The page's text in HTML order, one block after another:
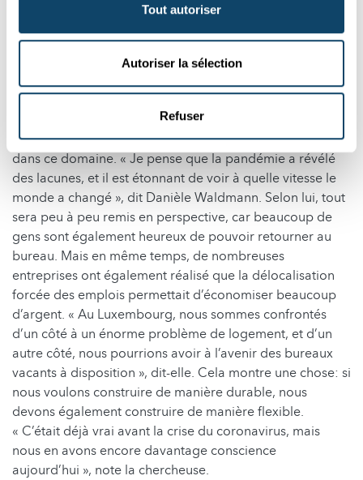
Tout autoriser
Autoriser la sélection
Refuser
Un énorme problème de
logement d’un côté, des bureaux
vides de l’autre
La crise de la Covid-19 a peut-être accéléré les choses
dans ce domaine. « Je pense que la pandémie a révélé
des lacunes, et il est étonnant de voir à quelle vitesse le
monde a changé », dit Danièle Waldmann. Selon lui, tout
sera peu à peu remis en perspective, car beaucoup de
gens sont également heureux de pouvoir retourner au
bureau. Mais en même temps, de nombreuses
entreprises ont également réalisé que la délocalisation
forcée des emplois permettait d’économiser beaucoup
d’argent. « Au Luxembourg, nous sommes confrontés
d’un côté à un énorme problème de logement, et d’un
autre côté, nous pourrions avoir à l’avenir des bureaux
vacants à disposition », dit-elle. Cela montre une chose: si
nous voulons construire de manière durable, nous
devons également construire de manière flexible.
« C’était déjà vrai avant la crise du coronavirus, mais
nous en avons encore davantage conscience
aujourd’hui », note la chercheuse.